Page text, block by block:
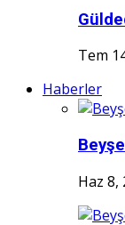
Tem
Haberler
Haz 8,